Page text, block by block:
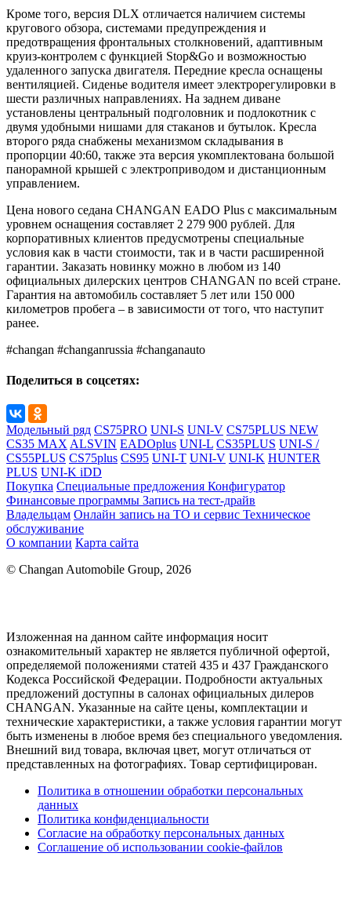
Кроме того, версия DLX отличается наличием системы
кругового обзора, системами предупреждения и
предотвращения фронтальных столкновений, адаптивным
круиз-контролем с функцией Stop&Go и возможностью
удаленного запуска двигателя. Передние кресла оснащены
вентиляцией. Сиденье водителя имеет электрорегулировки в
шести различных направлениях. На заднем диване
установлены центральный подголовник и подлокотник с
двумя удобными нишами для стаканов и бутылок. Кресла
второго ряда снабжены механизмом складывания в
пропорции 40:60, также эта версия укомплектована большой
панорамной крышей с электроприводом и дистанционным
управлением.
Цена нового седана CHANGAN EADO Plus с максимальным
уровнем оснащения составляет 2 279 900 рублей. Для
корпоративных клиентов предусмотрены специальные
условия как в части стоимости, так и в части расширенной
гарантии. Заказать новинку можно в любом из 140
официальных дилерских центров CHANGAN по всей стране.
Гарантия на автомобиль составляет 5 лет или 150 000
километров пробега – в зависимости от того, что наступит
ранее.
#changan #changanrussia #changanauto
Поделиться в соцсетях:
Модельный ряд CS75PRO UNI-S UNI-V CS75PLUS NEW
CS35 MAX ALSVIN EADOplus UNI-L CS35PLUS UNI-S /
CS55PLUS CS75plus CS95 UNI-T UNI-V UNI-K HUNTER
PLUS UNI-K iDD
Покупка Специальные предложения Конфигуратор
Финансовые программы Запись на тест-драйв
Владельцам Онлайн запись на ТО и сервис Техническое
обслуживание
О компании Карта сайта
© Changan Automobile Group, 2026
Изложенная на данном сайте информация носит
ознакомительный характер не является публичной офертой,
определяемой положениями статей 435 и 437 Гражданского
Кодекса Российской Федерации. Подробности актуальных
предложений доступны в салонах официальных дилеров
CHANGAN. Указанные на сайте цены, комплектации и
технические характеристики, а также условия гарантии могут
быть изменены в любое время без специального уведомления.
Внешний вид товара, включая цвет, могут отличаться от
представленных на фотографиях. Товар сертифицирован.
Политика в отношении обработки персональных
данных
Политика конфиденциальности
Согласие на обработку персональных данных
Соглашение об использовании cookie-файлов